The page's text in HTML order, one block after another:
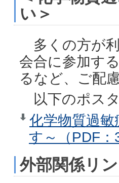
い＞
多くの方が
会合に参加す
るなど、ご配
以下のポス
化学物質過
す～（PDF：
外部関係リ